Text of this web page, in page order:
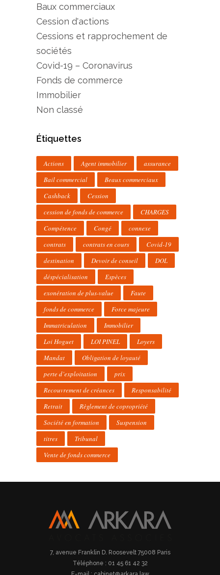
Baux commerciaux
Cession d'actions
Cessions et rapprochement de
sociétés
Covid-19 – Coronavirus
Fonds de commerce
Immobilier
Non classé
Étiquettes
Actions Agent immobilier
assurance
Bail commercial
Beaux commerciaux
Cashback
Cession
cession de fonds de commerce
CHARGES
Compétence
Congé
connexe
contrats
contrats en cours
Covid-19
destination
Devoir de conseil
DOL
déspécialisation
Espèces
exonération de plus-value
Faute
fonds de commerce
Force majeure
Immatriculation
Immobilier
Loi Hoguet
LOI PINEL
Loyers
Mandat
Obligation de loyauté
perte d’exploitation
prix
Recouvrement de créances
Responsabilité
Retrait
Règlement de copropriété
Société en formation
Suspension
titres
Tribunal
Vente de fonds commerce
7, avenue Franklin D. Roosevelt 75008 Paris
Téléphone : 01 45 61 42 32